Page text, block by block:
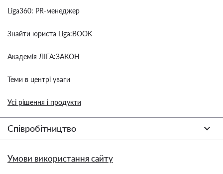
Liga360: PR-менеджер
Знайти юриста Liga:BOOK
Академія ЛІГА:ЗАКОН
Теми в центрі уваги
Усі рішення і продукти
Співробітництво
Умови використання сайту